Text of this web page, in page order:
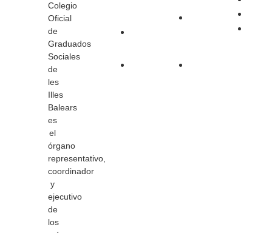
Colegio
Oficial
de
Graduados
Sociales
de
les
Illes
Balears
es
el
órgano
representativo,
coordinador
y
ejecutivo
de
los